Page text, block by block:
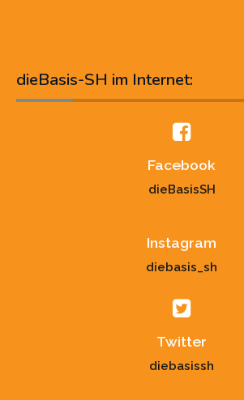
dieBasis-SH im Internet:
Facebook
dieBasisSH
Instagram
diebasis_sh
Twitter
diebasissh